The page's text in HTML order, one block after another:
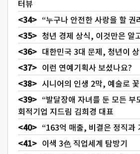
터뷰
“누구나 안전한 사랑을 할 권
청년 경제 상식, 이것만은 알
대한민국 3대 문제, 청년이
이런 연예기획사 보셨나요?
시니어의 인생 2막, 예술로
“발달장애 자녀를 둔 모든
회적기업 지드림 김희경 대표
“163억 매출, 비결은 정직과
이색 3色 직업세계 탐방기